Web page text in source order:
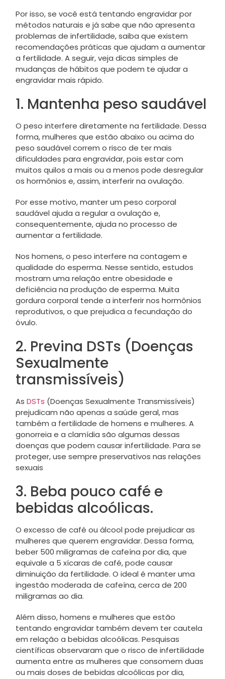
Por isso, se você está tentando engravidar por
métodos naturais e já sabe que não apresenta
problemas de infertilidade, saiba que existem
recomendações práticas que ajudam a aumentar
a fertilidade. A seguir, veja dicas simples de
mudanças de hábitos que podem te ajudar a
engravidar mais rápido.
1. Mantenha peso saudável
O peso interfere diretamente na fertilidade. Dessa
forma, mulheres que estão abaixo ou acima do
peso saudável correm o risco de ter mais
dificuldades para engravidar, pois estar com
muitos quilos a mais ou a menos pode desregular
os hormônios e, assim, interferir na ovulação.
Por esse motivo, manter um peso corporal
saudável ajuda a regular a ovulação e,
consequentemente, ajuda no processo de
aumentar a fertilidade.
Nos homens, o peso interfere na contagem e
qualidade do esperma. Nesse sentido, estudos
mostram uma relação entre obesidade e
deficiência na produção de esperma. Muita
gordura corporal tende a interferir nos hormônios
reprodutivos, o que prejudica a fecundação do
óvulo.
2. Previna DSTs (Doenças
Sexualmente
transmissíveis)
As DSTs (Doenças Sexualmente Transmissíveis)
prejudicam não apenas a saúde geral, mas
também a fertilidade de homens e mulheres. A
gonorreia e a clamídia são algumas dessas
doenças que podem causar infertilidade. Para se
proteger, use sempre preservativos nas relações
sexuais
3. Beba pouco café e
bebidas alcoólicas.
O excesso de café ou álcool pode prejudicar as
mulheres que querem engravidar. Dessa forma,
beber 500 miligramas de cafeína por dia, que
equivale a 5 xícaras de café, pode causar
diminuição da fertilidade. O ideal é manter uma
ingestão moderada de cafeína, cerca de 200
miligramas ao dia.
Além disso, homens e mulheres que estão
tentando engravidar também devem ter cautela
em relação a bebidas alcoólicas. Pesquisas
científicas observaram que o risco de infertilidade
aumenta entre as mulheres que consomem duas
ou mais doses de bebidas alcoólicas por dia,